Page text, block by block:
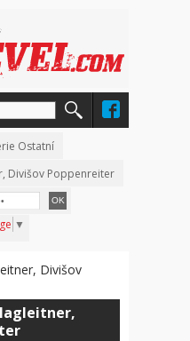
Ostatní
Divišov Poppenreiter
▼